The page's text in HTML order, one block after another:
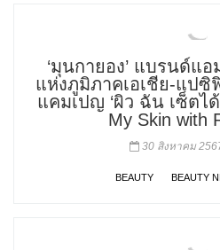
‘มุนกายอง’ แบรนด์แ
แห่งภูมิภาคเอเชีย-แปซิ
แคมเปญ ‘ผิว ฉัน เซ็ตไ
My Skin with
30 สิงหาคม
BEAUTY BEAUTY